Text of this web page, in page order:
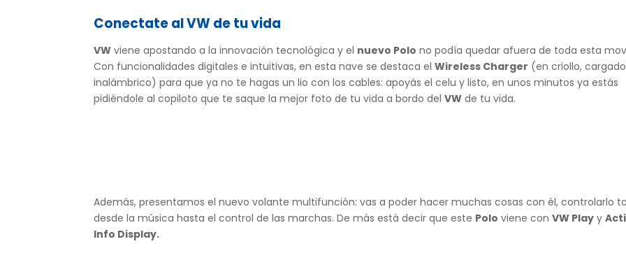
Conectate al VW de tu vida
VW viene apostando a la innovación tecnológica y el nuevo Polo no podía quedar afuera de toda esta
Con funcionalidades digitales e intuitivas, en esta nave se destaca elWireless Charger (en criollo,
inalámbrico) para que ya no te hagas un lio con los cables: apoyás el celu y listo, en unos minutos ya estás
pidiéndole al copiloto que te saque la mejor foto de tu vida a bordo delVW de tu vida.
Además, presentamos el nuevo volante multifunción: vas a poder hacer muchas cosas con él, controlarlo
desde la música hasta el control de las marchas. De más está decir que este Polo viene conVW Play y
Info Display.